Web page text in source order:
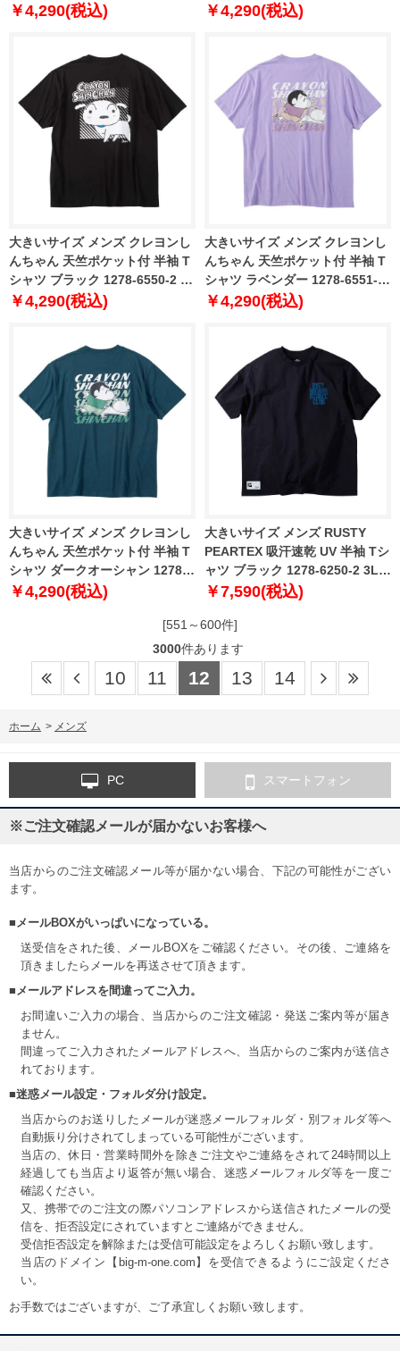
￥4,290(税込)
4L 5L 6L 8L
￥4,290(税込)
大きいサイズ メンズ クレヨンし
んちゃん 天竺ポケット付 半袖 T
シャツ ブラック 1278-6550-2 3L
4L 5L 6L 8L
￥4,290(税込)
大きいサイズ メンズ クレヨンし
んちゃん 天竺ポケット付 半袖 T
シャツ ラベンダー 1278-6551-1
3L 4L 5L 6L 8L
￥4,290(税込)
大きいサイズ メンズ クレヨンし
んちゃん 天竺ポケット付 半袖 T
シャツ ダークオーシャン 1278-
6551-2 3L 4L 5L 6L 8L
￥4,290(税込)
大きいサイズ メンズ RUSTY
PEARTEX 吸汗速乾 UV 半袖 Tシ
ャツ ブラック 1278-6250-2 3L
4L 5L 6L
￥7,590(税込)
[551～600件]
3000件あります
10 11 12 13 14
ホーム > メンズ
PC スマートフォン
※ご注文確認メールが届かないお客様へ
当店からのご注文確認メール等が届かない場合、下記の可能性がござい
ます。
■メールBOXがいっぱいになっている。
送受信をされた後、メールBOXをご確認ください。その後、ご連絡を
頂きましたらメールを再送させて頂きます。
■メールアドレスを間違ってご入力。
お間違いご入力の場合、当店からのご注文確認・発送ご案内等が届き
ません。
間違ってご入力されたメールアドレスへ、当店からのご案内が送信さ
れております。
■迷惑メール設定・フォルダ分け設定。
当店からのお送りしたメールが迷惑メールフォルダ・別フォルダ等へ
自動振り分けされてしまっている可能性がございます。
当店の、休日・営業時間外を除きご注文やご連絡をされて24時間以上
経過しても当店より返答が無い場合、迷惑メールフォルダ等を一度ご
確認ください。
又、携帯でのご注文の際パソコンアドレスから送信されたメールの受
信を、拒否設定にされていますとご連絡ができません。
受信拒否設定を解除または受信可能設定をよろしくお願い致します。
当店のドメイン【big-m-one.com】を受信できるようにご設定くださ
い。
お手数ではございますが、ご了承宜しくお願い致します。